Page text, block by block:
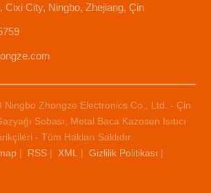
Cixi City, Ningbo, Zhejiang, Çin
Ningbo Zhongze Electronics Co., Ltd. - Çin
Sobası, Metal Baca Kazosen Isıtıcı
- Tüm Hakları Saklıdır.
| RSS | XML | Gizlilik Politikası |